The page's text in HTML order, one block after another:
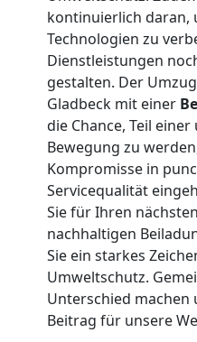
kontinuierlich daran,
Technologien zu
Dienstleistungen
gestalten. Der
Gladbeck mit einer
die Chance, Teil
Bewegung zu
Kompromisse in
Servicequalität
Sie für Ihren
nachhaltigen
Sie ein starkes
Umweltschutz.
Unterschied machen
Beitrag für unsere
Wolfsberg
Umzug
für
Senioren
Wolfsberg